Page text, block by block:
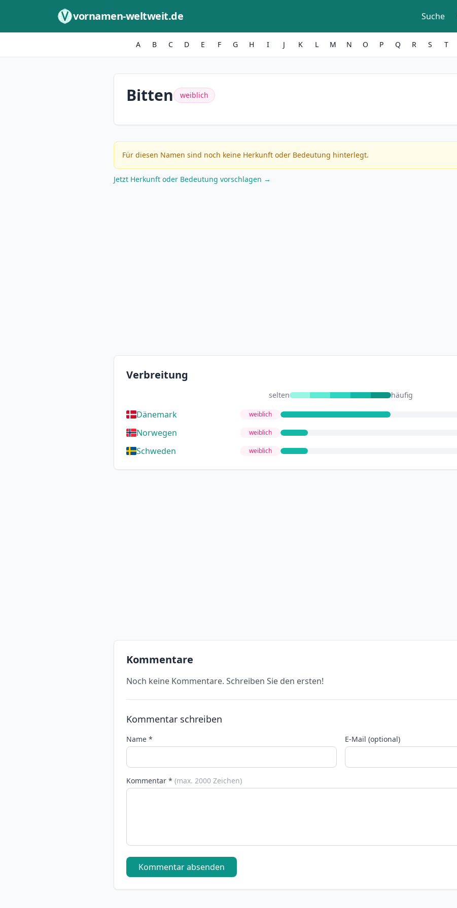
vornamen-weltweit.de Suche
A B C D E F G H I J K L M N O P Q R S T
Bitten weiblich
Für diesen Namen sind noch keine Herkunft oder Bedeutung hinterlegt.
Jetzt Herkunft oder Bedeutung vorschlagen →
Verbreitung
selten häufig
Dänemark weiblich
Norwegen weiblich
Schweden weiblich
Kommentare
Noch keine Kommentare. Schreiben Sie den ersten!
Kommentar schreiben
Name * E-Mail (optional)
Kommentar * (max. 2000 Zeichen)
Kommentar absenden